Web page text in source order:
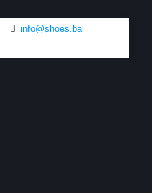
info@shoes.ba